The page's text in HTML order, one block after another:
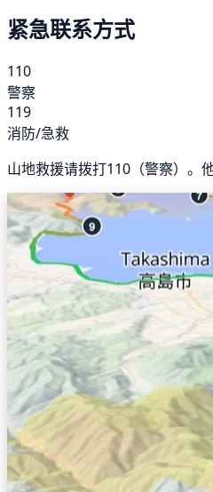
紧急联系方式
110
警察
119
消防/急救
山地救援请拨打110（警察）。